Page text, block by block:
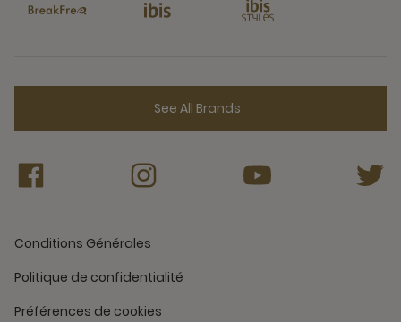
See All Brands
Conditions Générales
Politique de confidentialité
Préférences de cookies